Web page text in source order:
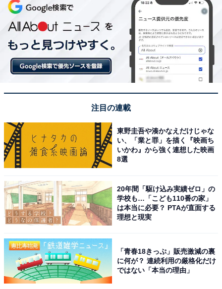
ブラバスでしっかりとほぐれました。サウナで汗を
かいてから露天風呂で大橋を眺める、最高のととの
岩屋港から無料送迎バスがあるので車なしでも来ら
れます。レストランの淡路島の新鮮な海の幸も美味
しく、淡路島観光の締めくくりに最高の施設です。
注目の連載
東野圭吾や湊かなえだけじゃな
い、「業と罪」を描く『映画ち
いかわ』から強く連想した映画
8選
20年間「駆け込み実績ゼロ」の
学校も…「こども110番の家」
は本当に必要？ PTAが直面する
理想と現実
「青春18きっぷ」販売激減の裏
に何が？ 連続利用の厳格化だけ
ではない「本当の理由」